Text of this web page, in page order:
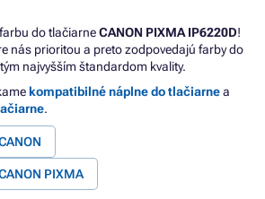
do tlačiarneCANON PIXMA IP6220D!
nás prioritou a preto zodpovedajú farby do
tým najvyšším štandardom kvality.
kompatibilné náplne do tlačiarnea
.
PIXMA